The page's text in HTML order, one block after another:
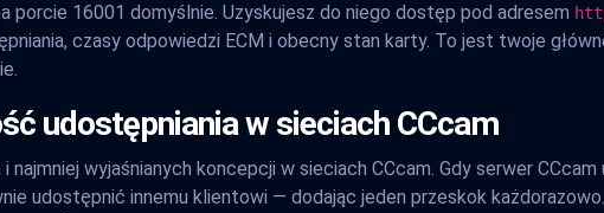
porcie 16001 domyślnie. Uzyskujesz do niego dostęp pod adresem
czasy odpowiedzi ECM i obecny stan karty. To jest twoje
udostępniania w sieciach CCcam
wyjaśnianych koncepcji w sieciach CCcam. Gdy serwer
udostępnić innemu klientowi — dodając jeden przeskok